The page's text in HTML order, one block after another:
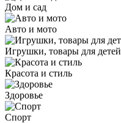
Дом и сад
Авто и мото
Игрушки, товары для детей
Красота и стиль
Здоровье
Спорт